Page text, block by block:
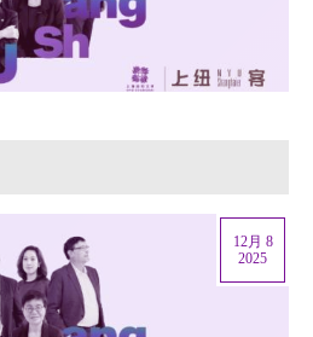
12月 8
2025